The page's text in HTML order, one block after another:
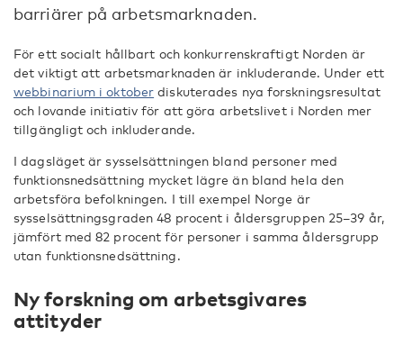
barriärer på arbetsmarknaden.
För ett socialt hållbart och konkurrenskraftigt Norden är
det viktigt att arbetsmarknaden är inkluderande. Under ett
webbinarium i oktober diskuterades nya forskningsresultat
och lovande initiativ för att göra arbetslivet i Norden mer
tillgängligt och inkluderande.
I dagsläget är sysselsättningen bland personer med
funktionsnedsättning mycket lägre än bland hela den
arbetsföra befolkningen. I till exempel Norge är
sysselsättningsgraden 48 procent i åldersgruppen 25–39 år,
jämfört med 82 procent för personer i samma åldersgrupp
utan funktionsnedsättning.
Ny forskning om arbetsgivares
attityder